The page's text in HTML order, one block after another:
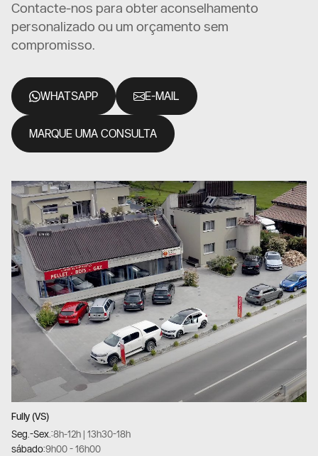
Contacte-nos para obter aconselhamento
personalizado ou um orçamento sem
compromisso.
WHATSAPP E-MAIL
MARQUE UMA CONSULTA
Fully (VS)
Seg.-Sex.:8h-12h | 13h30-18h
sábado:9h00 - 16h00